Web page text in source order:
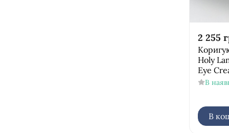
2 255
Holy
Eye
В
В